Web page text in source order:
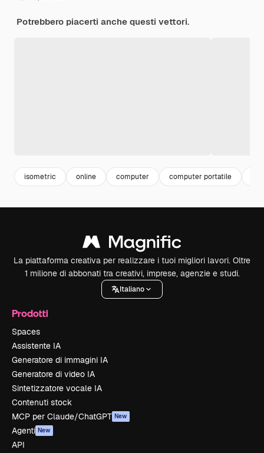
Potrebbero piacerti anche questi vettori.
isometric online computer computer portatile
La piattaforma creativa per realizzare i tuoi migliori lavori. Oltre
1 milione di abbonati tra creativi, imprese, agenzie e studi.
Italiano
Prodotti
Spaces
Assistente IA
Generatore di immagini IA
Generatore di video IA
Sintetizzatore vocale IA
Contenuti stock
MCP per Claude/ChatGPT New
Agenti New
API